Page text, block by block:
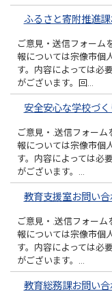
ふるさと寄附推進
ご意見・送信フォーム
報については宗像市個
す。内容によっては必
がございます。回…
安全安心な学校づ
ご意見・.送信フォー
報については宗像市個
す。内容によっては必
がございます。…
教育支援室お問い合
ご意見・.送信フォー
報については宗像市個
す。内容によっては必
がございます。…
教育総務課お問い合